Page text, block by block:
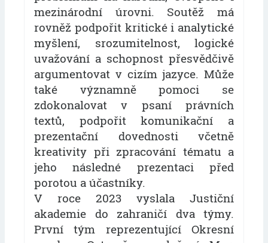
mezinárodní úrovni. Soutěž má
rovněž podpořit kritické i analytické
myšlení, srozumitelnost, logické
uvažování a schopnost přesvědčivě
argumentovat v cizím jazyce. Může
také významně pomoci se
zdokonalovat v psaní právních
textů, podpořit komunikační a
prezentační dovednosti včetně
kreativity při zpracování tématu a
jeho následné prezentaci před
porotou a účastníky.
V roce 2023 vyslala Justiční
akademie do zahraničí dva týmy.
První tým reprezentující Okresní